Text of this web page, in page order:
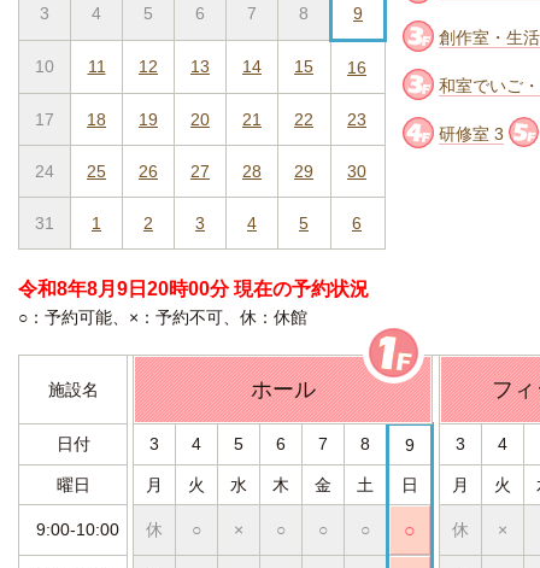
3 4 5 6 7 8 9
10 11 12 13 14 15 16
17 18 19 20 21 22 23
24 25 26 27 28 29 30
31 1 2 3 4 5 6
創作室・生
和室でいご
研修室 3
令和8年8月9日20時00分 現在の予約状況
○：予約可能、×：予約不可、休：休館
施設名 ホール フィ
日付 3 4 5 6 7 8 9 3 4
曜日 月 火 水 木 金 土 日 月 火
9:00-10:00 休 ○ × ○ ○ ○ ○ 休 ×